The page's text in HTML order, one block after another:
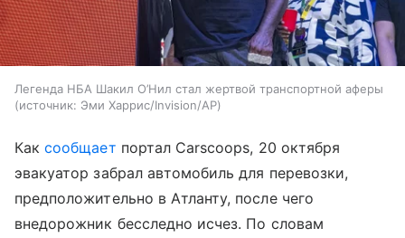
Легенда НБА Шакил О’Нил стал жертвой транспортной аферы
источник: Эми Харрис/Invision/AP
Каксообщает портал Carscoops, 20 октября
эвакуатор забрал автомобиль для перевозки,
предположительно в Атланту, после чего
внедорожник бесследно исчез. По словам